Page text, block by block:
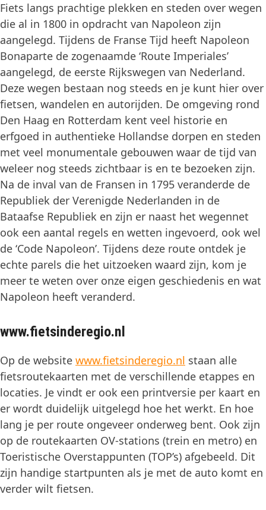
Fiets langs prachtige plekken en steden over wegen
die al in 1800 in opdracht van Napoleon zijn
aangelegd. Tijdens de Franse Tijd heeft Napoleon
Bonaparte de zogenaamde ‘Route Imperiales’
aangelegd, de eerste Rijkswegen van Nederland.
Deze wegen bestaan nog steeds en je kunt hier over
fietsen, wandelen en autorijden. De omgeving rond
Den Haag en Rotterdam kent veel historie en
erfgoed in authentieke Hollandse dorpen en steden
met veel monumentale gebouwen waar de tijd van
weleer nog steeds zichtbaar is en te bezoeken zijn.
Na de inval van de Fransen in 1795 veranderde de
Republiek der Verenigde Nederlanden in de
Bataafse Republiek en zijn er naast het wegennet
ook een aantal regels en wetten ingevoerd, ook wel
de ‘Code Napoleon’. Tijdens deze route ontdek je
echte parels die het uitzoeken waard zijn, kom je
meer te weten over onze eigen geschiedenis en wat
Napoleon heeft veranderd.
www.fietsinderegio.nl
Op de website www.fietsinderegio.nl staan alle
fietsroutekaarten met de verschillende etappes en
locaties. Je vindt er ook een printversie per kaart en
er wordt duidelijk uitgelegd hoe het werkt. En hoe
lang je per route ongeveer onderweg bent. Ook zijn
op de routekaarten OV-stations (trein en metro) en
Toeristische Overstappunten (TOP’s) afgebeeld. Dit
zijn handige startpunten als je met de auto komt en
verder wilt fietsen.